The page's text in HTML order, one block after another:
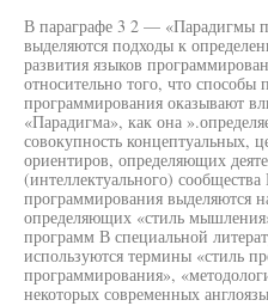
В параграфе 3 2 — «Парадигмы
выделяются подходы к
развития языков
относительно того, что способы
программирования оказывают
«Парадигма», как она
совокупность концептуальных,
ориентиров, определяющих
(интеллектуального)
программирования выделяются
определяющих «стиль
программ В специальной
используются термины «стиль
программирования»,
некоторых современных